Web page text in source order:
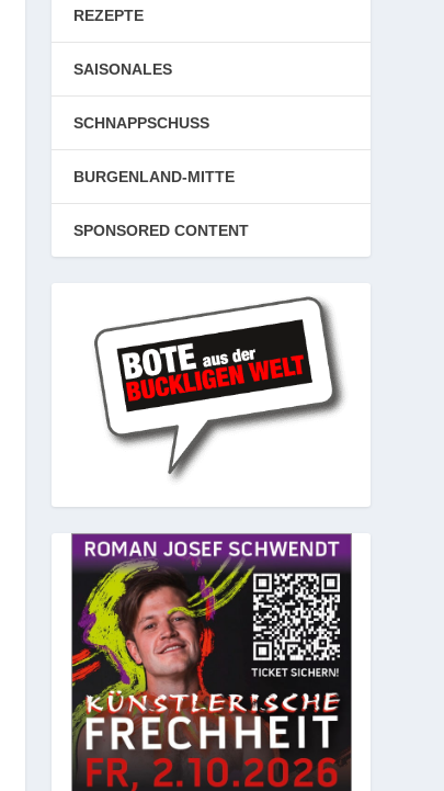
REZEPTE
SAISONALES
SCHNAPPSCHUSS
BURGENLAND-MITTE
SPONSORED CONTENT